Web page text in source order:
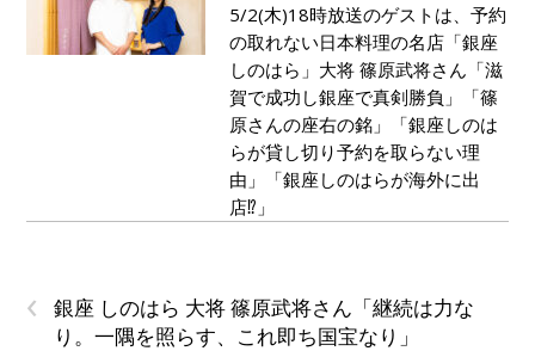
5/2(木)18時放送のゲストは、予約
の取れない日本料理の名店「銀座
しのはら」大将 篠原武将さん「滋
賀で成功し銀座で真剣勝負」「篠
原さんの座右の銘」「銀座しのは
らが貸し切り予約を取らない理
由」「銀座しのはらが海外に出
店⁉」
‹
銀座 しのはら 大将 篠原武将さん「継続は力な
り。一隅を照らす、これ即ち国宝なり」